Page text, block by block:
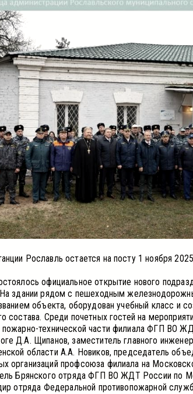
Рославль остается на посту 1 ноября
официальное открытие нового
На здании рядом с пешеходным
объекта, оборудован учебный класс и
состава. Среди почетных гостей на
пожарно-технической части филиала ФГП ВО
Д.А. Щипанов, заместитель главного
области А.А. Новиков, председатель
организаций профсоюза филиала на
Брянского отряда ФГП ВО ЖДТ России по
отряда Федеральной противопожарной